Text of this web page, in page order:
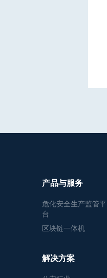
产品与服务
危化安全生产监管平
台
区块链一体机
解决方案